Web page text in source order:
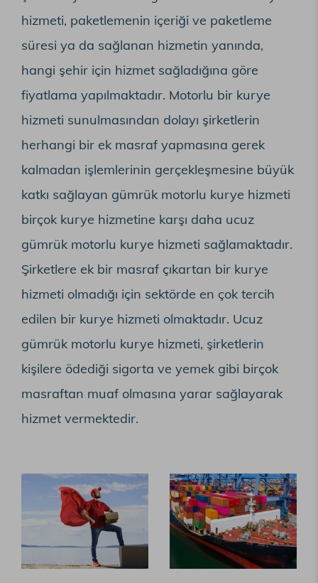
hizmeti, paketlemenin içeriği ve paketleme
süresi ya da sağlanan hizmetin yanında,
hangi şehir için hizmet sağladığına göre
fiyatlama yapılmaktadır. Motorlu bir kurye
hizmeti sunulmasından dolayı şirketlerin
herhangi bir ek masraf yapmasına gerek
kalmadan işlemlerinin gerçekleşmesine büyük
katkı sağlayan gümrük motorlu kurye hizmeti
birçok kurye hizmetine karşı daha ucuz
gümrük motorlu kurye hizmeti sağlamaktadır.
Şirketlere ek bir masraf çıkartan bir kurye
hizmeti olmadığı için sektörde en çok tercih
edilen bir kurye hizmeti olmaktadır. Ucuz
gümrük motorlu kurye hizmeti, şirketlerin
kişilere ödediği sigorta ve yemek gibi birçok
masraftan muaf olmasına yarar sağlayarak
hizmet vermektedir.